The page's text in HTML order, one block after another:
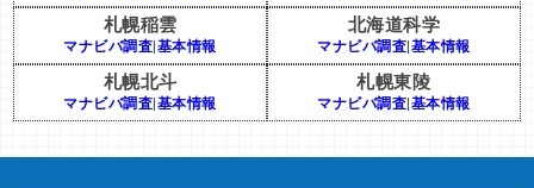
札幌稲雲
マナビバ調査 基本情報
北海道科学
マナビバ調査 基本情報
札幌北斗
マナビバ調査 基本情報
札幌東陵
マナビバ調査 基本情報